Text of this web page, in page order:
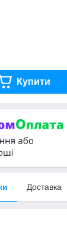
Купити
Доставка